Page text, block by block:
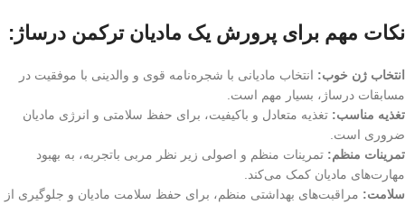
نکات مهم برای پرورش یک مادیان ترکمن درساژ:
انتخاب ژن خوب: انتخاب مادیانی با شجره‌نامه قوی و والدینی با موفقیت در
مسابقات درساژ، بسیار مهم است.
تغذیه مناسب: تغذیه متعادل و باکیفیت، برای حفظ سلامتی و انرژی مادیان
ضروری است.
تمرینات منظم: تمرینات منظم و اصولی زیر نظر مربی باتجربه، به بهبود
مهارت‌های مادیان کمک می‌کند.
سلامت: مراقبت‌های بهداشتی منظم، برای حفظ سلامت مادیان و جلوگیری از